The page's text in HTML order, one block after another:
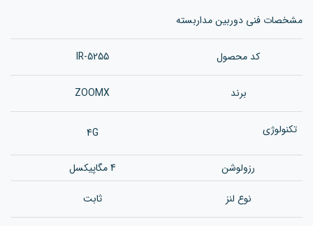
مشخصات فنی دوربین مداربسته
کد محصول IR-5255
برند ZOOMX
تکنولوژی 4G
رزولوشن
4 مگاپیکسل
نوع لنز
ثابت